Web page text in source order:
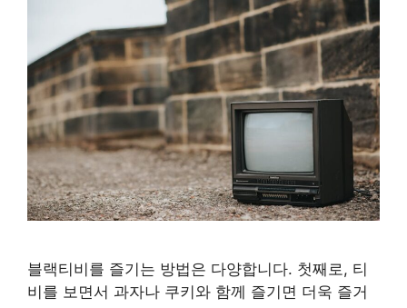
블랙티비를 즐기는 방법은 다양합니다. 첫째로, 티
비를 보면서 과자나 쿠키와 함께 즐기면 더욱 즐거